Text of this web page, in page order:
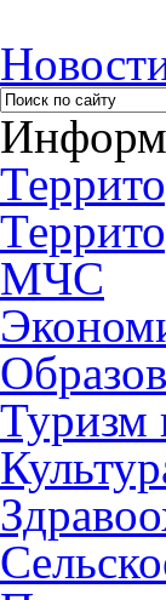
МЧС
Туризм